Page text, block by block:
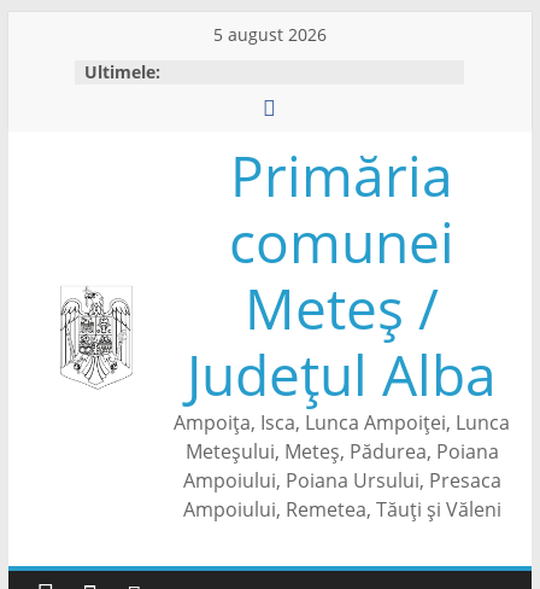
5 august 2026
Ultimele:
Primăria
comunei
Meteș /
Județul Alba
Ampoița, Isca, Lunca Ampoiței, Lunca
Meteșului, Meteș, Pădurea, Poiana
Ampoiului, Poiana Ursului, Presaca
Ampoiului, Remetea, Tăuți și Văleni